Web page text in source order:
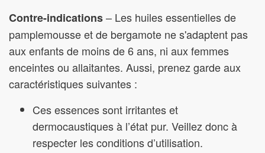
Contre-indications– Les huiles essentielles de
pamplemousse et de bergamote ne s'adaptent pas
aux enfants de moins de 6 ans, ni aux femmes
enceintes ou allaitantes. Aussi, prenez garde aux
caractéristiques suivantes :
Ces essences sont irritantes et
dermocaustiques à l’état pur. Veillez donc à
respecter les conditions d’utilisation.